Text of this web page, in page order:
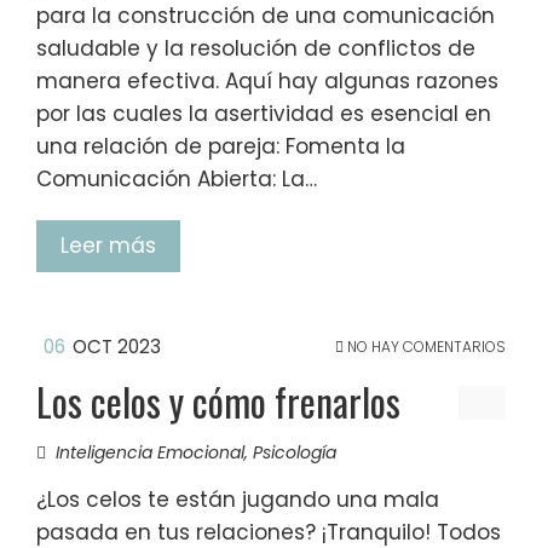
para la construcción de una comunicación
saludable y la resolución de conflictos de
manera efectiva. Aquí hay algunas razones
por las cuales la asertividad es esencial en
una relación de pareja: Fomenta la
Comunicación Abierta: La…
Leer más
06 OCT 2023 NO HAY COMENTARIOS
Los celos y cómo frenarlos
Inteligencia Emocional, Psicología
¿Los celos te están jugando una mala
pasada en tus relaciones? ¡Tranquilo! Todos